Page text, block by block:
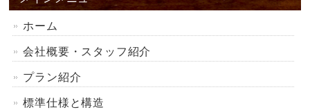
ホーム
会社概要・スタッフ紹介
プラン紹介
標準仕様と構造